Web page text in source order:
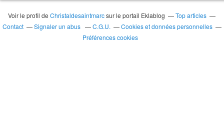
Voir le profil deChristaldesaintmarcsur le portail Eklablog
Top articles
Contact
Signaler un abus C.G.U.
Cookies et données personnelles
Préférences cookies